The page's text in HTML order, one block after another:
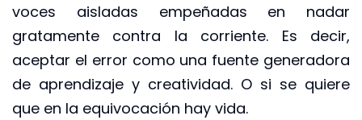
voces aisladas empeñadas en nadar
gratamente contra la corriente. Es decir,
aceptar el error como una fuente generadora
de aprendizaje y creatividad. O si se quiere
que en la equivocación hay vida.